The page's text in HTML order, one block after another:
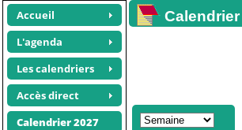
Accueil
L'agenda
Les calendriers
Accès direct
Calendrier 2027